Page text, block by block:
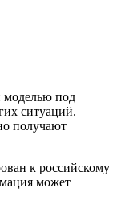
моделью под
ситуаций.
получают
к российскому
может